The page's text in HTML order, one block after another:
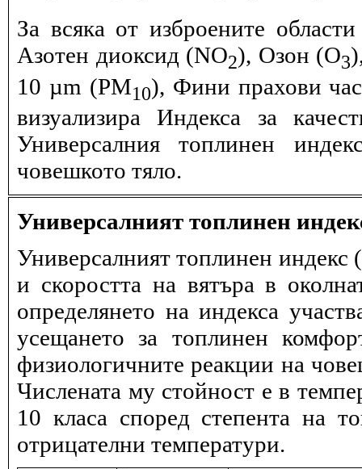
За всяка от изброените
Азотен диоксид (NO2), Озон (O3
10 µm (PM10), Фини прахови
визуализира Индекса за
Универсалния топлинен
човешкото тяло.
Универсалният топлинен
Универсалният топлинен индекс
и скоростта на вятъра в
определянето на индекса
усещането за топлинен
физиологичните реакции на
Числената му стойност е в
10 класа според степента на
отрицателни температури.